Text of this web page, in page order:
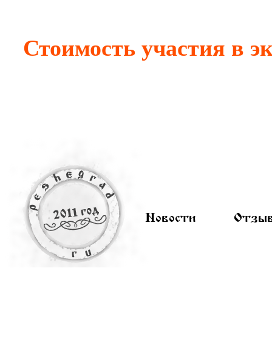
Стоимость участия в
Новости